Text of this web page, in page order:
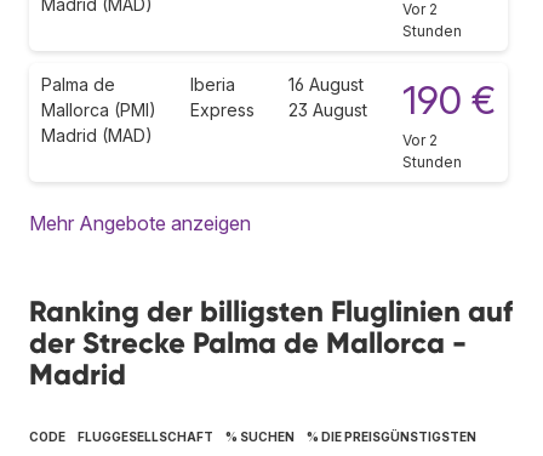
Vor 2
Stunden
Palma de
Mallorca (PMI)
Madrid (MAD)
Iberia
Express
16 August
23 August
190 €
Vor 2
Stunden
Mehr Angebote anzeigen
Ranking der billigsten Fluglinien auf
der Strecke Palma de Mallorca -
Madrid
CODE FLUGGESELLSCHAFT % SUCHEN % DIE PREISGÜNSTIGSTEN